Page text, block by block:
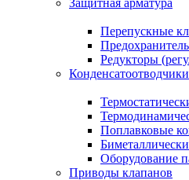
Защитная арматура
Перепускные
Редукторы
Конденсатоотводчики
Поплавковые
Оборудование
Приводы клапанов